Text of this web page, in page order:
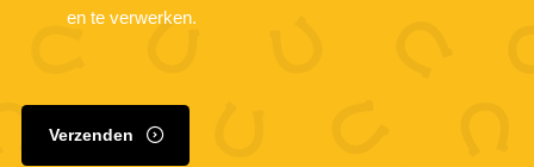
en te verwerken.
Verzenden